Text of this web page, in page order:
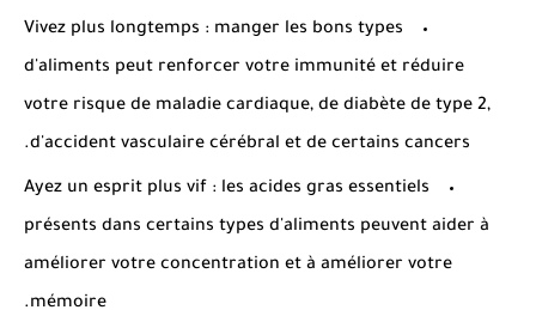
Vivez plus longtemps : manger les bons types
d'aliments peut renforcer votre immunité et réduire
votre risque de maladie cardiaque, de diabète de type 2,
d'accident vasculaire cérébral et de certains cancers.
Ayez un esprit plus vif : les acides gras essentiels
présents dans certains types d'aliments peuvent aider à
améliorer votre concentration et à améliorer votre
mémoire.